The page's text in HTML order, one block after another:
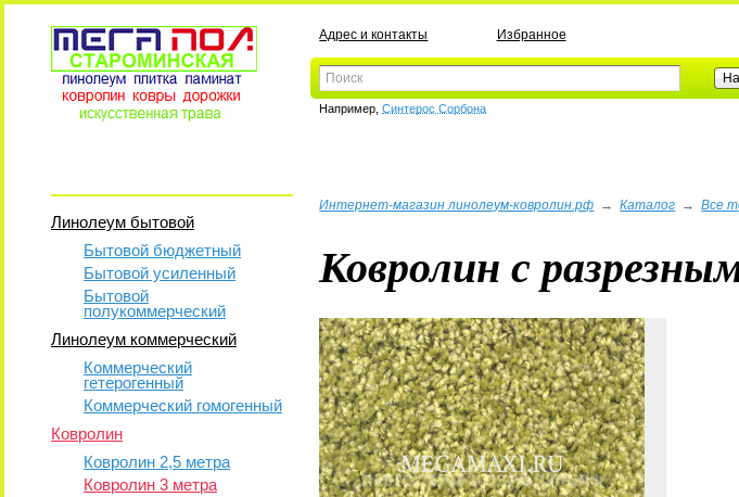
Адрес и контакты Избранное
Например,Синтерос Сорбона
Линолеум бытовой
Бытовой бюджетный
Бытовой усиленный
Бытовой
полукоммерческий
Линолеум коммерческий
Коммерческий
гетерогенный
Коммерческий гомогенный
Ковролин
Ковролин 2,5 метра
Ковролин 3 метра
Интернет-магазин линолеум-ковролин.рф →Каталог →Все
Ковролин с